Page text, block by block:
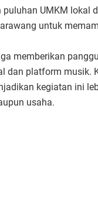
UMKM lokal
untuk
memberikan
dan platform musik.
kegiatan ini
usaha.